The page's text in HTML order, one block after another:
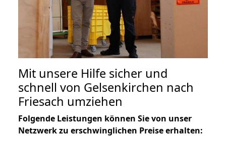
Mit unsere Hilfe sicher und
schnell von Gelsenkirchen nach
Friesach umziehen
Folgende Leistungen können Sie von unser
Netzwerk zu erschwinglichen Preise erhalten: